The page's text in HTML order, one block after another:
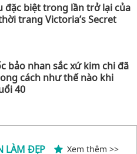
đặc biệt trong lần trở lại của
trang Victoria’s Secret
bảo nhan sắc xứ kim chi đã
cách như thế nào khi
40
LÀM ĐẸP Xem thêm >>